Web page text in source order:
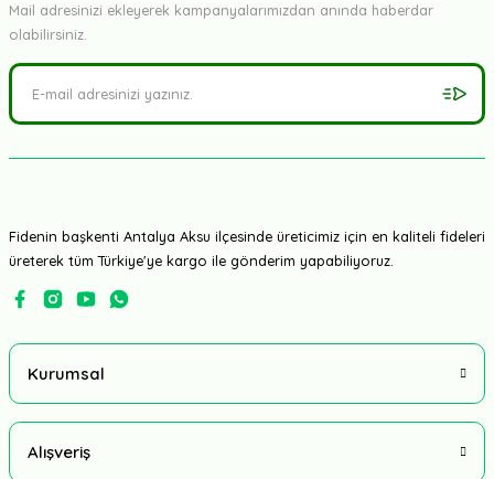
Mail adresinizi ekleyerek kampanyalarımızdan anında haberdar
olabilirsiniz.
Fidenin başkenti Antalya Aksu ilçesinde üreticimiz için en kaliteli fideleri
üreterek tüm Türkiye'ye kargo ile gönderim yapabiliyoruz.
Kurumsal
Alışveriş